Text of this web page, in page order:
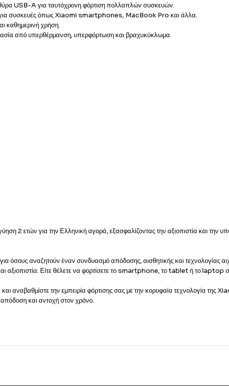
USB-A για ταυτόχρονη φόρτιση πολλαπλών συσκευών.
για συσκευές όπως Xiaomi smartphones, MacBook Pro και άλλα.
καθημερινή χρήση.
από υπερθέρμανση, υπερφόρτωση και βραχυκύκλωμα.
ετών για την Ελληνική αγορά, εξασφαλίζοντας την αξιοπιστία και την
αναζητούν έναν συνδυασμό απόδοσης, αισθητικής και τεχνολογίας
αξιοπιστία. Είτε θέλετε να φορτίσετε το smartphone, το tablet ή το
την εμπειρία φόρτισης σας με την κορυφαία τεχνολογία της
και αντοχή στον χρόνο.